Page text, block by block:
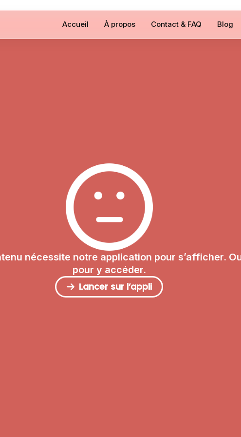
Accueil À propos Contact & FAQ Blog
nécessite notre application pour s’afficher.
pour y accéder.
Lancer sur l’appli